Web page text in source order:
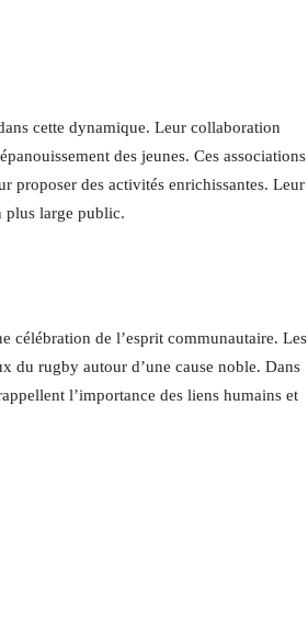
cette dynamique. Leur collaboration
des jeunes. Ces associations
proposer des activités enrichissantes. Leur
plus large public.
célébration de l’esprit communautaire. Les
du rugby autour d’une cause noble. Dans
l’importance des liens humains et